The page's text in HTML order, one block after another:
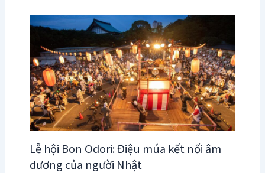
Lễ hội Bon Odori: Điệu múa kết nối âm
dương của người Nhật